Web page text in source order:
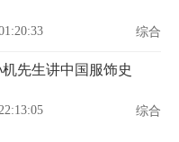
综合
先生讲中国服饰史
综合